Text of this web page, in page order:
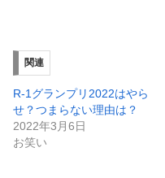
関連
R-1グランプリ2022はやら
せ？つまらない理由は？
2022年3月6日
お笑い